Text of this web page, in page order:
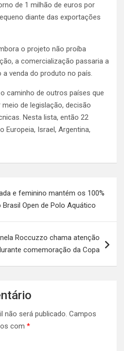
de 1 milhão de euros por
diante das exportações
o projeto não proíba
a comercialização passaria a
a venda do produto no país.
caminho de outros países que
de legislação, decisão
Nesta lista, então 22
Europeia, Israel, Argentina,
e feminino mantém os 100%
Open de Polo Aquático
Roccuzzo chama atenção
comemoração da Copa
não será publicado. Campos
com *